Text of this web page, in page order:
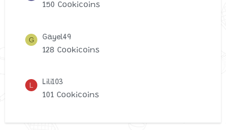
150 Cookicoins
G Gayel49
128 Cookicoins
L Lili103
101 Cookicoins